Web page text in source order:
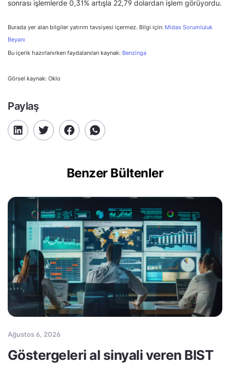
sonrası işlemlerde 0,31% artışla 22,79 dolardan işlem görüyordu.
Burada yer alan bilgiler yatırım tavsiyesi içermez. Bilgi için: Midas Sorumluluk
Beyanı
Bu içerik hazırlanırken faydalanılan kaynak: Benzinga
Görsel kaynak: Oklo
Paylaş
Benzer Bültenler
Ağustos 6, 2026
Göstergeleri al sinyali veren BIST